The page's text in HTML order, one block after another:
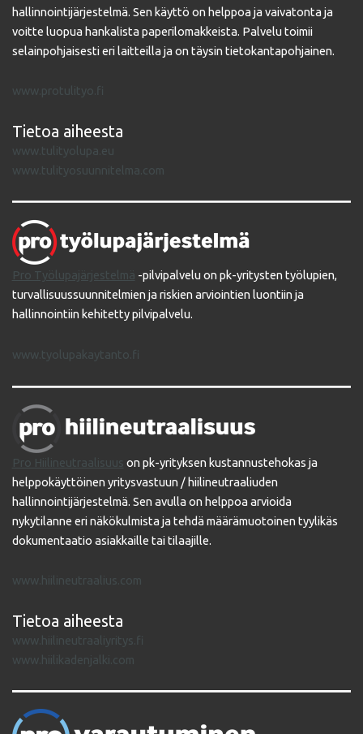
hallinnointijärjestelmä. Sen käyttö on helppoa ja vaivatonta ja
voitte luopua hankalista paperilomakkeista. Palvelu toimii
selainpohjaisesti eri laitteilla ja on täysin tietokantapohjainen.
www.protulityo.fi
Tietoa aiheesta
www.tulityolupa.eu
www.tulityosuunnitelma.com
Pro Työlupajärjestelmä -pilvipalvelu on pk-yritysten työlupien,
turvallisuussuunnitelmien ja riskien arviointien luontiin ja
hallinnointiin kehitetty pilvipalvelu.
www.tyolupakaytanto.fi
Pro Hiilineutraalisuus on pk-yrityksen kustannustehokas ja
helppokäyttöinen yritysvastuun / hiilineutraaliuden
hallinnointijärjestelmä. Sen avulla on helppoa arvioida
nykytilanne eri näkökulmista ja tehdä määrämuotoinen tyylikäs
dokumentaatio asiakkaille tai tilaajille.
www.hiilineutraalius.com
Tietoa aiheesta
www.hiilineutraaliyritys.fi
www.hiilikadenjalki.com